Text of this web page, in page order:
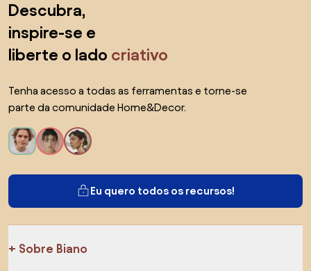
Descubra,
inspire-se e
liberte o lado criativo
Tenha acesso a todas as ferramentas e torne-se
parte da comunidade Home&Decor.
Eu quero todos os recursos!
Sobre Biano